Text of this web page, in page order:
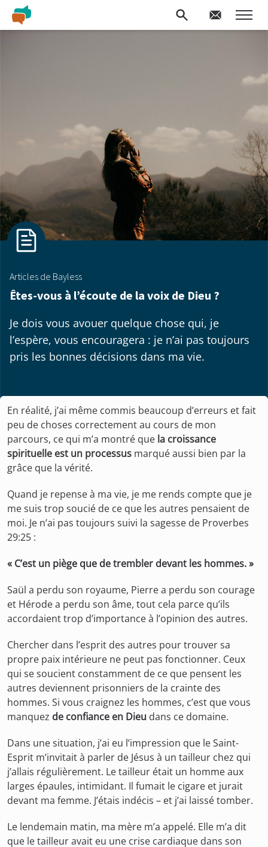
Articles de Bayless
Êtes-vous à l’écoute de la voix de Dieu ?
Je dois vous avouer quelque chose qui, je
l’espère, vous encouragera : je n’ai pas toujours
pris les bonnes décisions dans ma vie.
En réalité, j’ai même commis beaucoup d’erreurs et fait
peu de choses correctement au cours de mon
parcours, ce qui m’a montré que la croissance
spirituelle est un processus marqué aussi bien par la
grâce que la vérité.
Quand je repense à ma vie, je me rends compte que je
me suis trop soucié de ce que les autres pensaient de
moi. Je n’ai pas toujours suivi la sagesse de Proverbes
29:25 :
« C’est un piège que de trembler devant les hommes. »
Saül a perdu son royaume, Pierre a perdu son courage
et Hérode a perdu son âme, tout cela parce qu’ils
accordaient trop d’importance à l’opinion des autres.
Chercher dans l’esprit des autres pour trouver sa
propre paix intérieure ne peut pas fonctionner. Ceux
qui se soucient constamment de ce que pensent les
autres deviennent prisonniers de la crainte des
hommes. Si vous craignez les hommes, c’est que vous
manquez de confiance en Dieu dans ce domaine.
Dans une situation, j’ai eu l’impression que le Saint-
Esprit m’invitait à parler de Jésus à un tailleur chez qui
j’allais régulièrement. Le tailleur était un homme aux
larges épaules, intimidant. Il fumait le cigare et jurait
devant ma femme. J’étais indécis – et j’ai laissé tomber.
Le lendemain matin, ma mère m’a appelé. Elle m’a dit
que le tailleur avait eu une crise cardiaque dans son